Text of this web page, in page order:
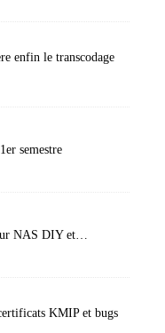
enfin le transcodage
semestre
NAS DIY et…
KMIP et bugs